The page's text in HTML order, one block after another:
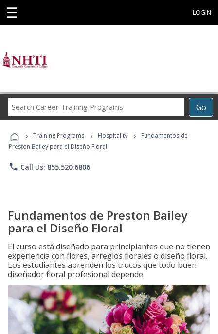
☰ LOGIN
Go
Career
Programs
› Training Programs › Hospitality ›
Fundamentos de
Preston Bailey para el Diseño Floral
phone Call Us: 855.520.6806
Fundamentos de Preston Bailey
para el Diseño Floral
El curso está diseñado para principiantes que no tienen
experiencia con flores, arreglos florales o diseño floral.
Los estudiantes aprenden los trucos que todo buen
diseñador floral profesional depende.